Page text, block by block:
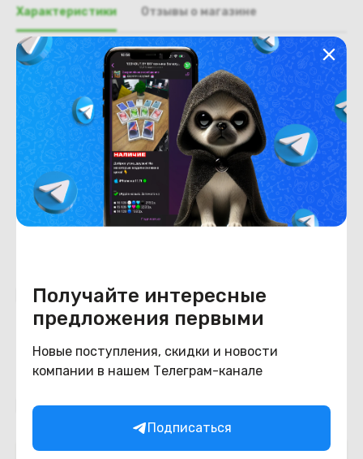
Получайте интересные
предложения первыми
Новые поступления, скидки и новости
компании в нашем Телеграм-канале
Подписаться
Характеристики Отзывы о магазине
Общая информация
Производитель
Lenovo
Тип товара
Разъем DVD привода
Состояние
Состояние удовлетворительное
Похожие товары
Подборки товаров в категории